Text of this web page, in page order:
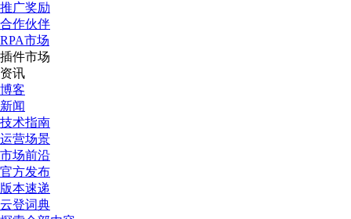
推广奖励
合作伙伴
RPA市场
插件市场
资讯
博客
新闻
技术指南
运营场景
市场前沿
官方发布
版本速递
云登词典